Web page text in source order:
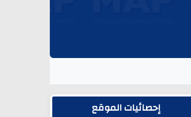
الشريط الجانبيإحصائيات الموقع